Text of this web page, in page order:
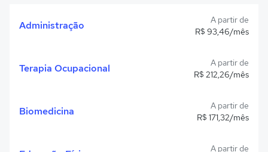
Administração
A partir de
R$ 93,46/mês
Terapia Ocupacional
A partir de
R$ 212,26/mês
Biomedicina
A partir de
R$ 171,32/mês
A partir de